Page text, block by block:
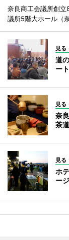
奈良商工会議所創
議所5階大ホール（
見る
道
ー
見る
奈
茶
見る
ホ
ー